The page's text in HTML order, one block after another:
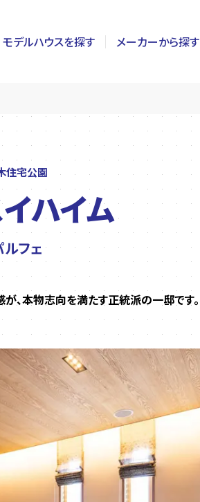
栃木
群馬
山梨
静岡
富山
モデルハウスを探す メーカーから探す
住宅公園
ハイム
ルフェ
、本物志向を満たす正統派の一邸です。